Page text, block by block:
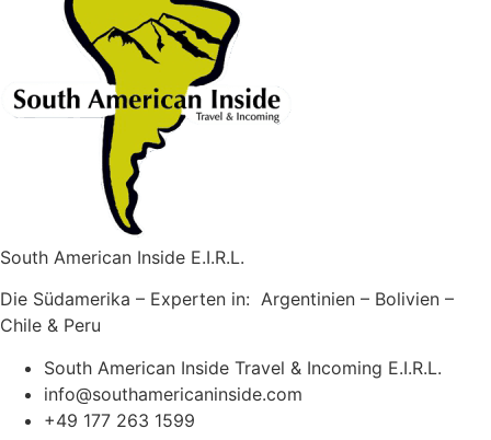
South American Inside E.I.R.L.
Die Südamerika – Experten in: Argentinien – Bolivien –
Chile & Peru
South American Inside Travel & Incoming E.I.R.L.
info@southamericaninside.com
+49 177 263 1599